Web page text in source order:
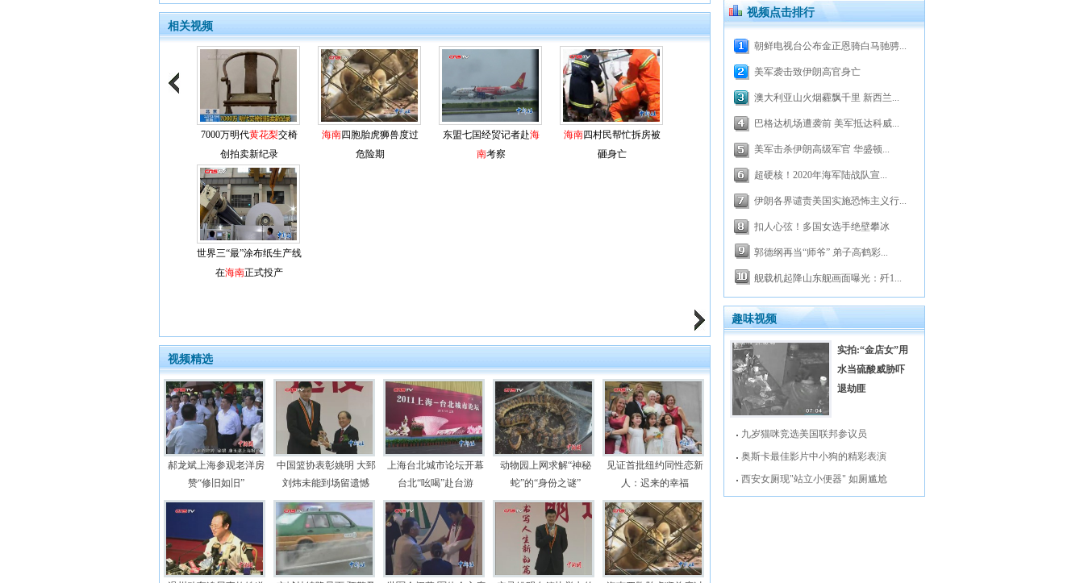
相关视频
7000万明代黄花梨交椅
创拍卖新纪录
海南四胞胎虎狮兽度过
危险期
东盟七国经贸记者赴海
南考察
海南四村民帮忙拆房被
砸身亡
世界三“最”涂布纸生产线
在海南正式投产
视频精选
郝龙斌上海参观老洋房
赞“修旧如旧”
中国篮协表彰姚明 大郅
刘炜未能到场留遗憾
上海台北城市论坛开幕
台北“吆喝”赴台游
动物园上网求解“神秘
蛇”的“身份之谜”
见证首批纽约同性恋新
人：迟来的幸福
视频点击排行
朝鲜电视台公布金正恩骑白马驰骋...
美军袭击致伊朗高官身亡
澳大利亚山火烟霾飘千里 新西兰...
巴格达机场遭袭前 美军抵达科威...
美军击杀伊朗高级军官 华盛顿...
超硬核！2020年海军陆战队宣...
伊朗各界谴责美国实施恐怖主义行...
扣人心弦！多国女选手绝壁攀冰
郭德纲再当“师爷” 弟子高鹤彩...
舰载机起降山东舰画面曝光：歼1...
趣味视频
实拍:“金店女”用
水当硫酸威胁吓
退劫匪
九岁猫咪竞选美国联邦参议员
奥斯卡最佳影片中小狗的精彩表演
西安女厕现"站立小便器" 如厕尴尬